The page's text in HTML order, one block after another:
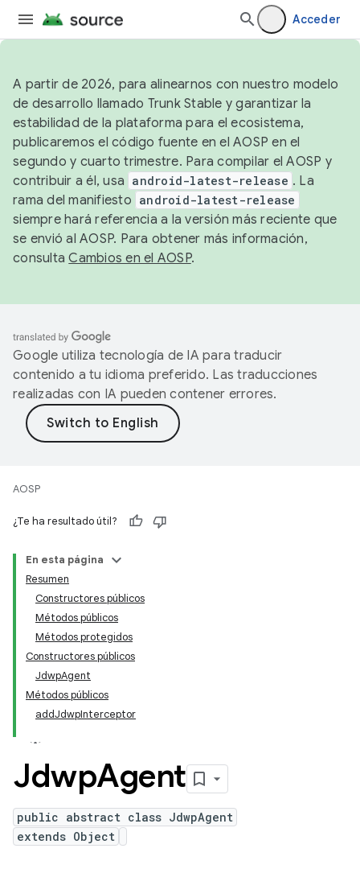
Acceder
A partir de 2026, para alinearnos con nuestro modelo
de desarrollo llamado Trunk Stable y garantizar la
estabilidad de la plataforma para el ecosistema,
publicaremos el código fuente en el AOSP en el
segundo y cuarto trimestre. Para compilar el AOSP y
contribuir a él, usa android-latest-release . La
rama del manifiesto android-latest-release
siempre hará referencia a la versión más reciente que
se envió al AOSP. Para obtener más información,
consultaCambios en el AOSP.
Google utiliza tecnología de IA para traducir
contenido a tu idioma preferido. Las traducciones
realizadas con IA pueden contener errores.
AOSP
¿Te ha resultado útil?
En esta página
Resumen
Constructores públicos
Métodos públicos
Métodos protegidos
Constructores públicos
JdwpAgent
Métodos públicos
addJdwpInterceptor
JdwpAgent
public abstract class JdwpAgent
extends Object